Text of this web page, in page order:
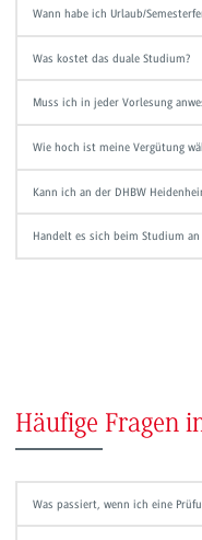
Wann habe ich Urlaub/
Was kostet das duale Studium?
Muss ich in jeder Vorlesung
Wie hoch ist meine Vergütung
Kann ich an der DHBW
Handelt es sich beim Studium
Häufige Fragen
Was passiert, wenn ich eine